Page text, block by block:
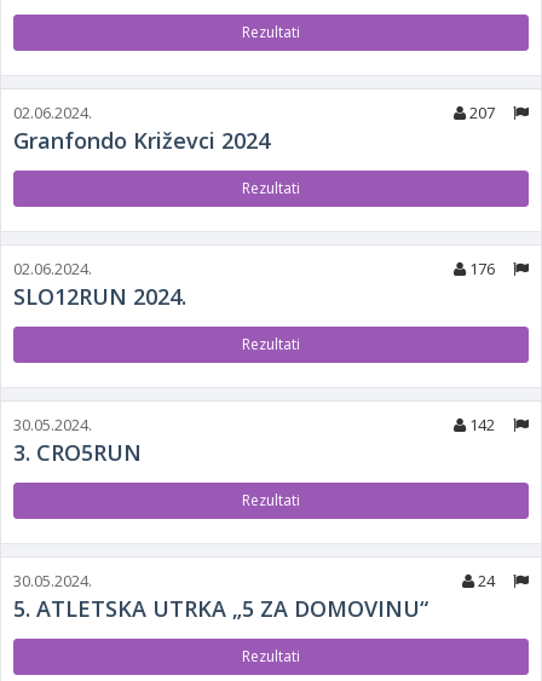
Rezultati
02.06.2024. 207
Granfondo Križevci 2024
Rezultati
02.06.2024. 176
SLO12RUN 2024.
Rezultati
30.05.2024. 142
3. CRO5RUN
Rezultati
30.05.2024. 24
5. ATLETSKA UTRKA „5 ZA DOMOVINU“
Rezultati